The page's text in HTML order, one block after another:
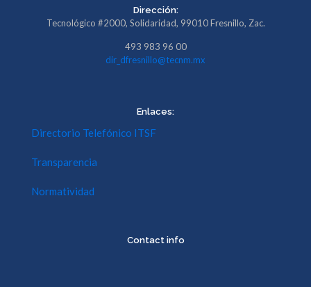
Dirección:
Tecnológico #2000, Solidaridad, 99010 Fresnillo, Zac.
493 983 96 00
dir_dfresnillo@tecnm.mx
Enlaces:
Directorio Telefónico ITSF
Transparencia
Normatividad
Contact info